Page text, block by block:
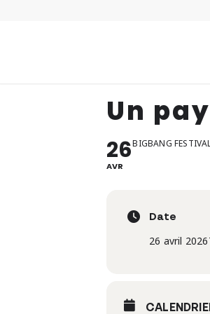
Un
26
AVR
BIGBANG
Date
26 avril 2026